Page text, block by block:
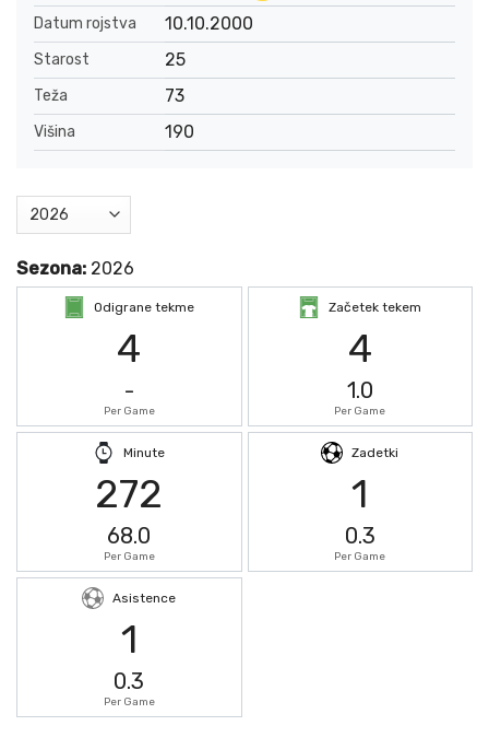
Datum rojstva 10.10.2000
Starost 25
Teža 73
Višina 190
Sezona: 2026
Odigrane tekme
4
-
Per Game
Začetek tekem
4
1.0
Per Game
Minute
272
68.0
Per Game
Zadetki
1
0.3
Per Game
Asistence
1
0.3
Per Game